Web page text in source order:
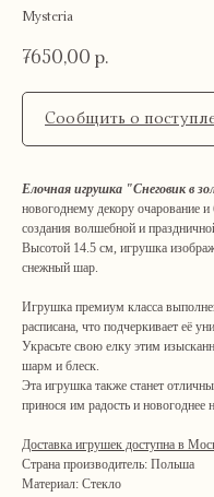
Mysteria
7650,00 р.
Сообщить о
Елочная игрушка "Снеговик в
новогоднему декору очарование
создания волшебной и
Высотой 14.5 см, игрушка
снежный шар.
Игрушка премиум класса
расписана, что подчеркивает её
Украсьте свою елку этим
шарм и блеск.
Эта игрушка также станет
принося им радость и новогоднее
Доставка игрушек доступна в
Страна производитель: Польша
Материал: Стекло
+7 (909)
tvoya-
Акции и скидки
Каталог
Покупателям
Навигация